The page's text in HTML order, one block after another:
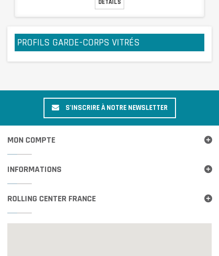
DÉTAILS
PROFILS GARDE-CORPS VITRÉS
S'INSCRIRE À NOTRE NEWSLETTER
MON COMPTE
INFORMATIONS
ROLLING CENTER FRANCE